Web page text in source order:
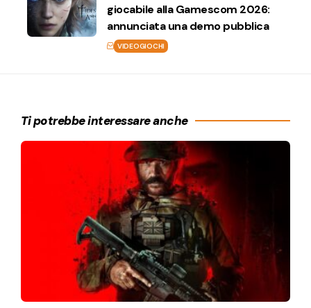
giocabile alla Gamescom 2026:
annunciata una demo pubblica
VIDEOGIOCHI
Ti potrebbe interessare anche